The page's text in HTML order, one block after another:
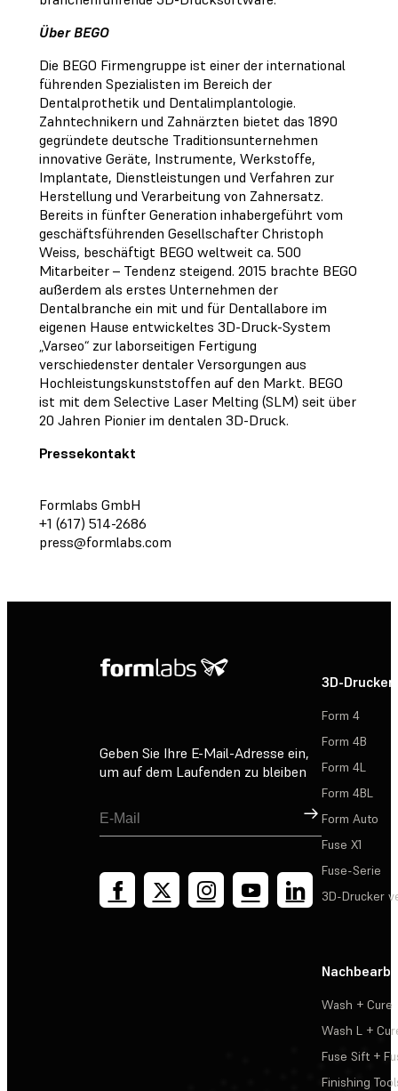
Über BEGO
Die BEGO Firmengruppe ist einer der international
führenden Spezialisten im Bereich der
Dentalprothetik und Dentalimplantologie.
Zahntechnikern und Zahnärzten bietet das 1890
gegründete deutsche Traditionsunternehmen
innovative Geräte, Instrumente, Werkstoffe,
Implantate, Dienstleistungen und Verfahren zur
Herstellung und Verarbeitung von Zahnersatz.
Bereits in fünfter Generation inhabergeführt vom
geschäftsführenden Gesellschafter Christoph
Weiss, beschäftigt BEGO weltweit ca. 500
Mitarbeiter – Tendenz steigend. 2015 brachte BEGO
außerdem als erstes Unternehmen der
Dentalbranche ein mit und für Dentallabore im
eigenen Hause entwickeltes 3D-Druck-System
„Varseo“ zur laborseitigen Fertigung
verschiedenster dentaler Versorgungen aus
Hochleistungskunststoffen auf den Markt. BEGO
ist mit dem Selective Laser Melting (SLM) seit über
20 Jahren Pionier im dentalen 3D-Druck.
Pressekontakt
Formlabs GmbH
+1 (617) 514-2686
press@formlabs.com
Geben Sie Ihre E-Mail-Adresse ein,
um auf dem Laufenden zu bleiben
Registrieren
3D-Drucker
Form 4
Form 4B
Form 4L
Form 4BL
Form Auto
Fuse X1
Fuse-Serie
3D-Drucker
Wash + Cure
Wash L +
Fuse Sift +
Finishing